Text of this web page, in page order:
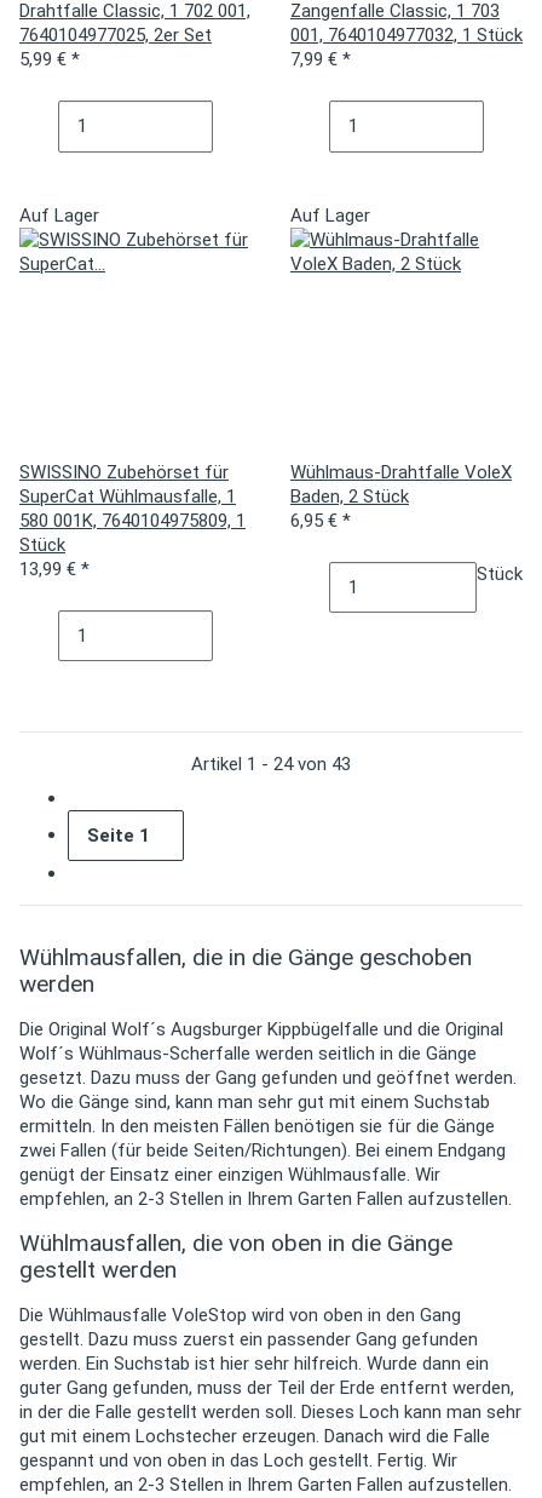
Drahtfalle Classic, 1 702 001,
7640104977025, 2er Set
5,99 € *
Zangenfalle Classic, 1 703
001, 7640104977032, 1 Stück
7,99 € *
Auf Lager
SWISSINO Zubehörset für
SuperCat Wühlmausfalle, 1
580 001K, 7640104975809, 1
Stück
13,99 € *
Auf Lager
Wühlmaus-Drahtfalle VoleX
Baden, 2 Stück
6,95 € *
Stück
Artikel 1 - 24 von 43
Seite 1
Wühlmausfallen, die in die Gänge geschoben
werden
Die Original Wolf´s Augsburger Kippbügelfalle und die Original
Wolf´s Wühlmaus-Scherfalle werden seitlich in die Gänge
gesetzt. Dazu muss der Gang gefunden und geöffnet werden.
Wo die Gänge sind, kann man sehr gut mit einem Suchstab
ermitteln. In den meisten Fällen benötigen sie für die Gänge
zwei Fallen (für beide Seiten/Richtungen). Bei einem Endgang
genügt der Einsatz einer einzigen Wühlmausfalle. Wir
empfehlen, an 2-3 Stellen in Ihrem Garten Fallen aufzustellen.
Wühlmausfallen, die von oben in die Gänge
gestellt werden
Die Wühlmausfalle VoleStop wird von oben in den Gang
gestellt. Dazu muss zuerst ein passender Gang gefunden
werden. Ein Suchstab ist hier sehr hilfreich. Wurde dann ein
guter Gang gefunden, muss der Teil der Erde entfernt werden,
in der die Falle gestellt werden soll. Dieses Loch kann man sehr
gut mit einem Lochstecher erzeugen. Danach wird die Falle
gespannt und von oben in das Loch gestellt. Fertig. Wir
empfehlen, an 2-3 Stellen in Ihrem Garten Fallen aufzustellen.